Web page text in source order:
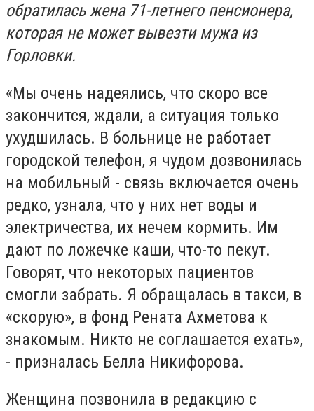
обратилась жена 71-летнего пенсионера,
которая не может вывезти мужа из
Горловки.
«Мы очень надеялись, что скоро все
закончится, ждали, а ситуация только
ухудшилась. В больнице не работает
городской телефон, я чудом дозвонилась
на мобильный - связь включается очень
редко, узнала, что у них нет воды и
электричества, их нечем кормить. Им
дают по ложечке каши, что-то пекут.
Говорят, что некоторых пациентов
смогли забрать. Я обращалась в такси, в
«скорую», в фонд Рената Ахметова к
знакомым. Никто не соглашается ехать»,
- призналась Белла Никифорова.
Женщина позвонила в редакцию с